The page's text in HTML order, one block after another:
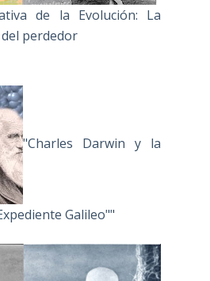
de la Evolución: La
perdedor
"Charles Darwin y la
Galileo""